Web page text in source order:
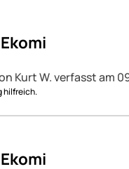
Kurt W.verfasst am
hilfreich.